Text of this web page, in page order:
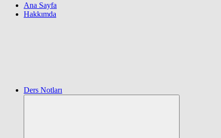
Ana Sayfa
Hakkımda
Ders Notları